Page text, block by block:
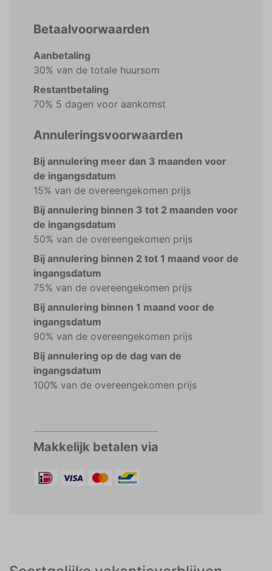
Betaalvoorwaarden
Aanbetaling
30% van de totale huursom
Restantbetaling
70% 5 dagen voor aankomst
Annuleringsvoorwaarden
Bij annulering meer dan 3 maanden voor
de ingangsdatum
15% van de overeengekomen prijs
Bij annulering binnen 3 tot 2 maanden voor
de ingangsdatum
50% van de overeengekomen prijs
Bij annulering binnen 2 tot 1 maand voor de
ingangsdatum
75% van de overeengekomen prijs
Bij annulering binnen 1 maand voor de
ingangsdatum
90% van de overeengekomen prijs
Bij annulering op de dag van de
ingangsdatum
100% van de overeengekomen prijs
Makkelijk betalen via